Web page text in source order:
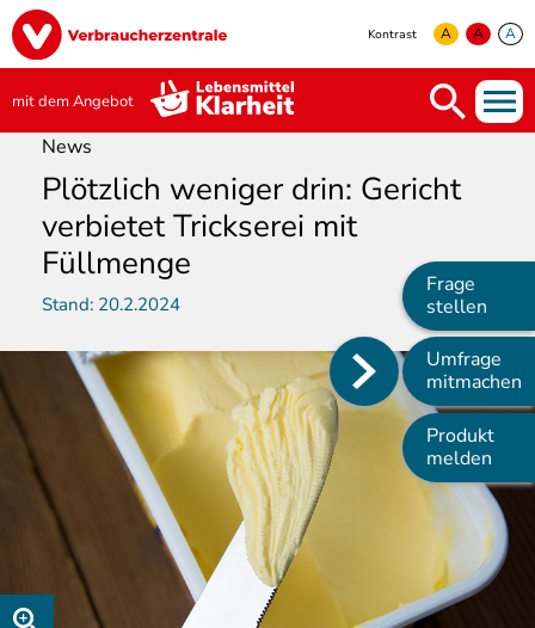
Direkt
zum
Inhalt
Image
Kontrast A A A
mit dem Angebot
Main
navigation
Frage
stellen
Umfrage
mitmachen
Produkt
melden
News
Plötzlich weniger drin: Gericht
verbietet Trickserei mit
Füllmenge
Stand: 20.2.2024